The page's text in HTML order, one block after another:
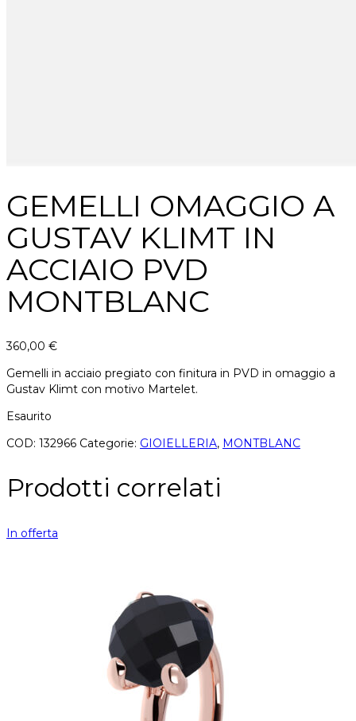
GEMELLI OMAGGIO A
GUSTAV KLIMT IN
ACCIAIO PVD
MONTBLANC
360,00 €
Gemelli in acciaio pregiato con finitura in PVD in omaggio a
Gustav Klimt con motivo Martelet.
Esaurito
COD: 132966 Categorie: GIOIELLERIA, MONTBLANC
Prodotti correlati
In offerta